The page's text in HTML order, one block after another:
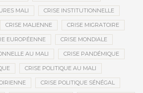
MALI CRISE INSTITUTIONNELLE
CRISE MALIENNE CRISE MIGRATOIRE
EUROPÉENNE CRISE MONDIALE
AU MALI CRISE PANDÉMIQUE
CRISE POLITIQUE AU MALI
CRISE POLITIQUE SÉNÉGAL